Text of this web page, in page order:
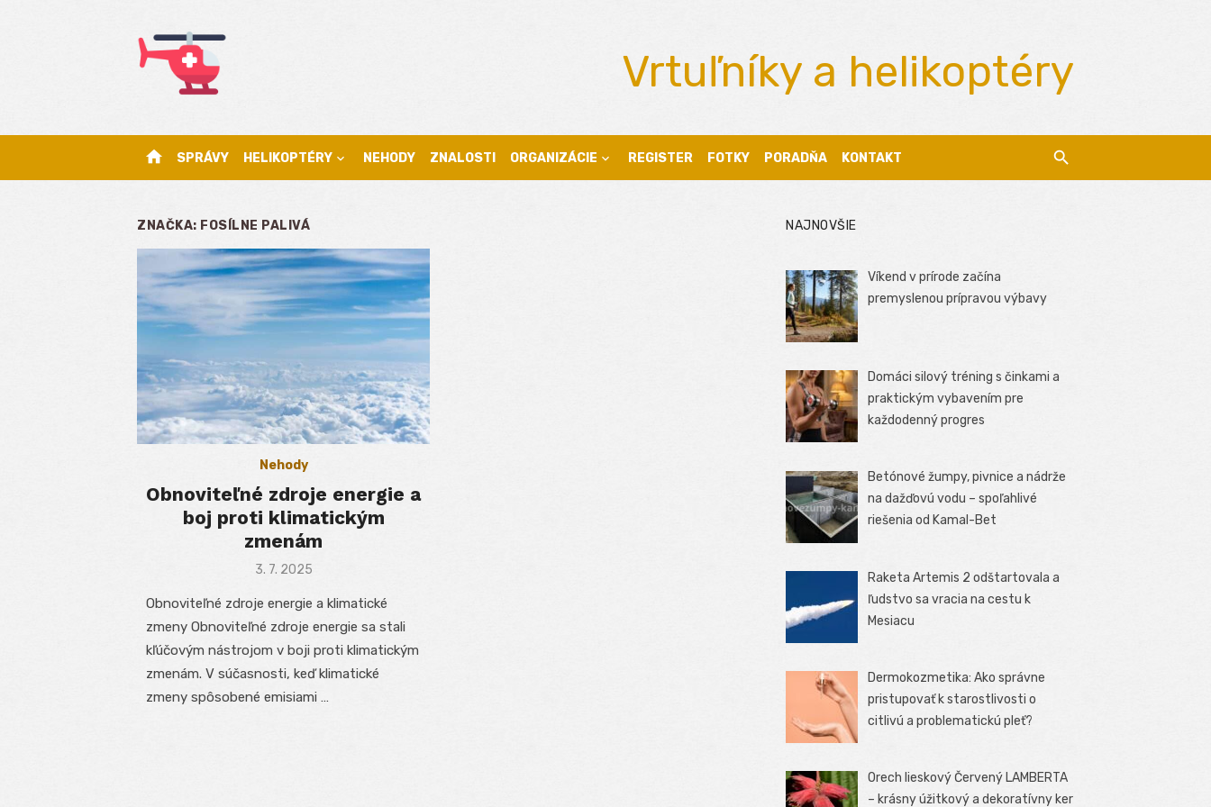
Vrtuľníky a helikoptéry
home SPRÁVY HELIKOPTÉRY NEHODY ZNALOSTI ORGANIZÁCIE REGISTER FOTKY PORADŇA KONTAKT
ZNAČKA: FOSÍLNE PALIVÁ
Nehody
Obnoviteľné zdroje energie a
boj proti klimatickým
zmenám
Posted
3. 7. 2025
Obnoviteľné zdroje energie a klimatické
zmeny Obnoviteľné zdroje energie sa stali
kľúčovým nástrojom v boji proti klimatickým
zmenám. V súčasnosti, keď klimatické
zmeny spôsobené emisiami …
NAJNOVŠIE
Víkend v prírode začína
premyslenou prípravou výbavy
Domáci silový tréning s činkami a
praktickým vybavením pre
každodenný progres
Betónové žumpy, pivnice a nádrže
na dažďovú vodu – spoľahlivé
riešenia od Kamal-Bet
Raketa Artemis 2 odštartovala a
ľudstvo sa vracia na cestu k
Mesiacu
Dermokozmetika: Ako správne
pristupovať k starostlivosti o
citlivú a problematickú pleť?
Orech lieskový Červený LAMBERTA
– krásny úžitkový a dekoratívny ker